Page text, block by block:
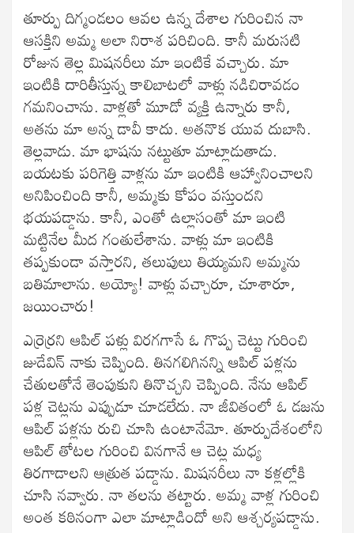
తూర్పు దిగ్మండలం ఆవల ఉన్న దేశాల గురించిన నా
ఆసక్తిని అమ్మ అలా నిరాశ పరిచింది. కానీ మరుసటి
రోజున తెల్ల మిషనరీలు మా ఇంటికే వచ్చారు. మా
ఇంటికి దారితీస్తున్న కాలిబాటలో వాళ్లు నడిచిరావడం
గమనించాను. వాళ్లతో మూడో వ్యక్తి ఉన్నారు కానీ,
అతను మా అన్న డావీ కాదు. అతనొక యువ దుబాసి.
తెల్లవాడు. మా భాషను నట్టుతూ మాట్లాడుతాడు.
బయటకు పరిగెత్తి వాళ్లను మా ఇంటికి ఆహ్వానించాలని
అనిపించింది కానీ, అమ్మకు కోపం వస్తుందని
భయపడ్డాను. కానీ, ఎంతో ఉల్లాసంతో మా ఇంటి
మట్టినేల మీద గంతులేశాను. వాళ్లు మా ఇంటికి
తప్పకుండా వస్తారని, తలుపులు తియ్యమని అమ్మను
బతిమాలాను. అయ్యో! వాళ్లు వచ్చారూ, చూశారూ,
జయించారు!
ఎర్రెర్రని ఆపిల్ పళ్లు విరగగాసే ఓ గొప్ప చెట్టు గురించి
జుడేవిన్ నాకు చెప్పింది. తినగలిగినన్ని ఆపిల్ పళ్లను
చేతులతోనే తెంపుకుని తినొచ్చని చెప్పింది. నేను ఆపిల్
పళ్ల చెట్లను ఎప్పుడూ చూడలేదు. నా జీవితంలో ఓ డజను
ఆపిల్ పళ్లను రుచి చూసి ఉంటానేమో. తూర్పుదేశంలోని
ఆపిల్ తోటల గురించి వినగానే ఆ చెట్ల మధ్య
తిరగాడాలని ఆత్రుత పడ్డాను. మిషనరీలు నా కళ్లల్లోకి
చూసి నవ్వారు. నా తలను తట్టారు. అమ్మ వాళ్ల గురించి
అంత కఠినంగా ఎలా మాట్లాడిందో అని ఆశ్చర్యపడ్డాను.